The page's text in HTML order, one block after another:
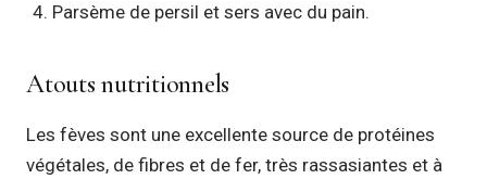
Parsème de persil et sers avec du pain.
Atouts nutritionnels
Les fèves sont une excellente source de protéines
végétales, de fibres et de fer, très rassasiantes et à